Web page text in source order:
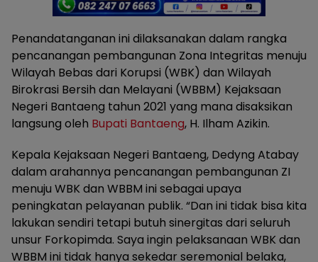
Penandatanganan ini dilaksanakan dalam rangka
pencanangan pembangunan Zona Integritas menuju
Wilayah Bebas dari Korupsi (WBK) dan Wilayah
Birokrasi Bersih dan Melayani (WBBM) Kejaksaan
Negeri Bantaeng tahun 2021 yang mana disaksikan
langsung oleh Bupati Bantaeng, H. Ilham Azikin.
Kepala Kejaksaan Negeri Bantaeng, Dedyng Atabay
dalam arahannya pencanangan pembangunan ZI
menuju WBK dan WBBM ini sebagai upaya
peningkatan pelayanan publik. “Dan ini tidak bisa kita
lakukan sendiri tetapi butuh sinergitas dari seluruh
unsur Forkopimda. Saya ingin pelaksanaan WBK dan
WBBM ini tidak hanya sekedar seremonial belaka,